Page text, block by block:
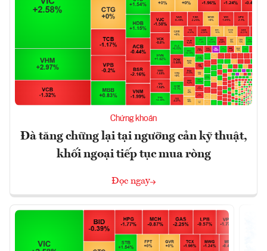
Chứng khoán
Đà tăng chững lại tại ngưỡng cản kỹ thuật,
khối ngoại tiếp tục mua ròng
Đọc ngay